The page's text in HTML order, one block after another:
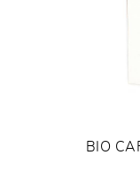
BIO